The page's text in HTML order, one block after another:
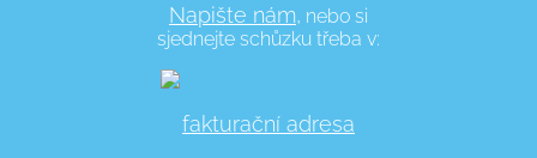
Napište nám, nebo si
sjednejte schůzku třeba v:
fakturační adresa